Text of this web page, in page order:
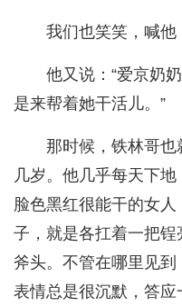
我们也笑笑，喊他
他又说：“爱京奶
是来帮着她干活儿。”
那时候，铁林哥
几岁。他几乎每天下
脸色黑红很能干的女
子，就是各扛着一把锃
斧头。不管在哪里见到
表情总是很沉默，答